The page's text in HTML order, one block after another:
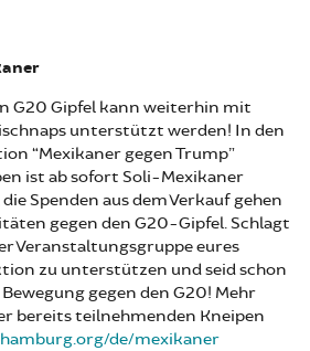
G20 Gipfel kann weiterhin mit
unterstützt werden! In den
“Mexikaner gegen Trump”
ist ab sofort Soli-Mexikaner
Spenden aus dem Verkauf gehen
gegen den G20-Gipfel. Schlagt
Veranstaltungsgruppe eures
zu unterstützen und seid schon
gegen den G20! Mehr
bereits teilnehmenden Kneipen
de/mexikaner